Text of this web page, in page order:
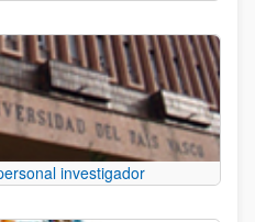
investigador